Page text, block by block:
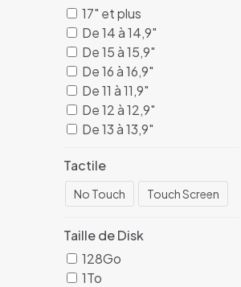
17" et plus
De 14 à 14,9"
De 15 à 15,9"
De 16 à 16,9"
De 11 à 11,9"
De 12 à 12,9"
De 13 à 13,9"
Tactile
No Touch Touch Screen
Taille de Disk
128Go
1To